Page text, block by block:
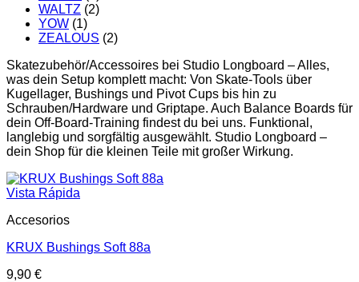
WALTZ (2)
YOW (1)
ZEALOUS (2)
Skatezubehör/Accessoires bei Studio Longboard – Alles,
was dein Setup komplett macht: Von Skate-Tools über
Kugellager, Bushings und Pivot Cups bis hin zu
Schrauben/Hardware und Griptape. Auch Balance Boards für
dein Off-Board-Training findest du bei uns. Funktional,
langlebig und sorgfältig ausgewählt. Studio Longboard –
dein Shop für die kleinen Teile mit großer Wirkung.
Vista Rápida
Accesorios
KRUX Bushings Soft 88a
9,90 €